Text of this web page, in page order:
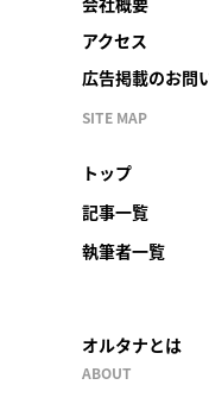
アクセス
広告掲載のお問
SITE MAP
トップ
記事一覧
執筆者一覧
オルタナとは
ABOUT